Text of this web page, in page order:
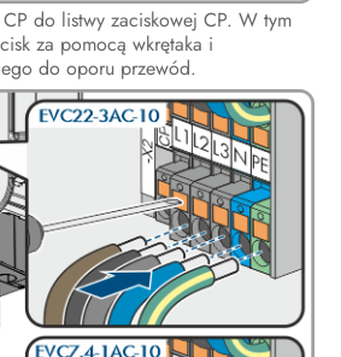
CP do listwy zaciskowej CP. W tym
za pomocą wkrętaka i
do oporu przewód.